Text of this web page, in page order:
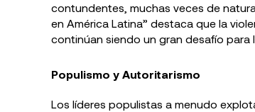
contundentes, muchas veces de
en América Latina” destaca que la
continúan siendo un gran desafío para
Populismo y Autoritarismo
Los líderes populistas a menudo